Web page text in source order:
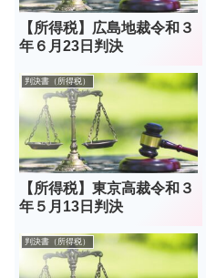
【所得税】広島地裁令和３
年６月23日判決
判決書（所得税）
【所得税】東京高裁令和３
年５月13日判決
判決書（所得税）